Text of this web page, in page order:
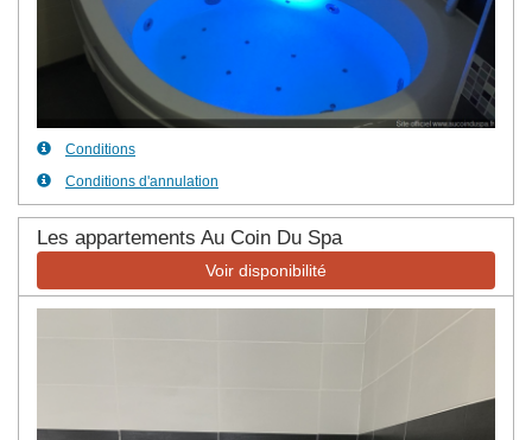
Conditions
Conditions d'annulation
Les appartements Au Coin Du Spa
Voir disponibilité